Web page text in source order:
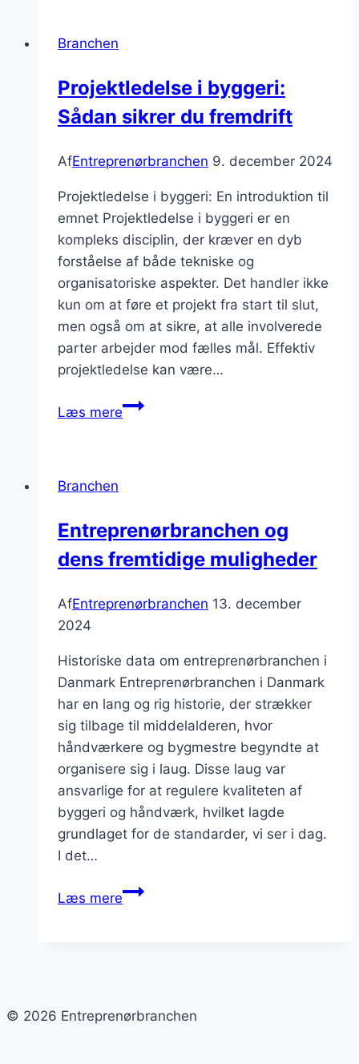
Branchen
Projektledelse i byggeri:
Sådan sikrer du fremdrift
AfEntreprenørbranchen 9. december 2024
Projektledelse i byggeri: En introduktion til
emnet Projektledelse i byggeri er en
kompleks disciplin, der kræver en dyb
forståelse af både tekniske og
organisatoriske aspekter. Det handler ikke
kun om at føre et projekt fra start til slut,
men også om at sikre, at alle involverede
parter arbejder mod fælles mål. Effektiv
projektledelse kan være…
Læs mereProjektledelse
fremdrift
Branchen
Entreprenørbranchen og
dens fremtidige muligheder
AfEntreprenørbranchen 13. december
2024
Historiske data om entreprenørbranchen i
Danmark Entreprenørbranchen i Danmark
har en lang og rig historie, der strækker
sig tilbage til middelalderen, hvor
håndværkere og bygmestre begyndte at
organisere sig i laug. Disse laug var
ansvarlige for at regulere kvaliteten af
byggeri og håndværk, hvilket lagde
grundlaget for de standarder, vi ser i dag.
I det…
Læs mereEntreprenørbranchen
© 2026 Entreprenørbranchen